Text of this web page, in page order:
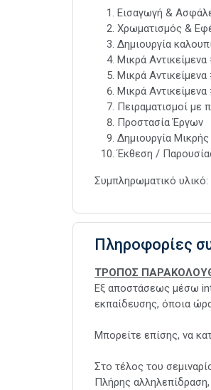
Εισαγωγή &
Χρωματισμός &
Δημιουργία
Μικρά
Μικρά
Μικρά Αντικείμενα
Πειραματισμοί με
Προστασία Έργων
Δημιουργία
Έκθεση /
Συμπληρωματικό υλικό:
Πληροφορίες
ΤΡΟΠΟΣ
Εξ αποστάσεως μέσω
εκπαίδευσης, όποια
Μπορείτε επίσης, να
Στο τέλος του
Πλήρης